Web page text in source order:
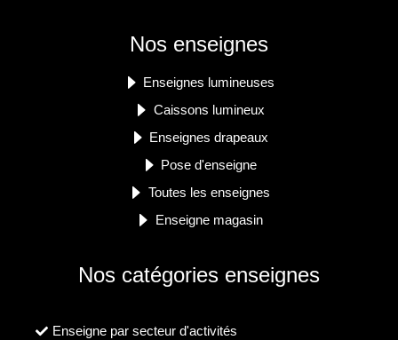
Nos enseignes
Enseignes lumineuses
Caissons lumineux
Enseignes drapeaux
Pose d'enseigne
Toutes les enseignes
Enseigne magasin
Nos catégories enseignes
Enseigne par secteur d'activités